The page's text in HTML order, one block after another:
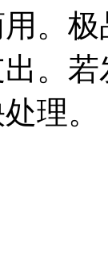
。
。
理。